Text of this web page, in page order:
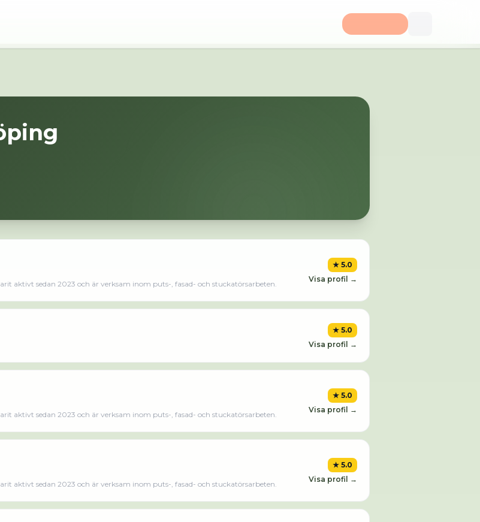
aktivt sedan 2023 och är verksam inom puts-, fasad- och stuckatörsarbeten.
★ 5.0
Visa profil →
★ 5.0
Visa profil →
aktivt sedan 2023 och är verksam inom puts-, fasad- och stuckatörsarbeten.
★ 5.0
Visa profil →
aktivt sedan 2023 och är verksam inom puts-, fasad- och stuckatörsarbeten.
★ 5.0
Visa profil →